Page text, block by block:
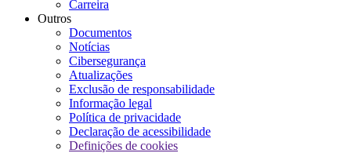
Carreira
Outros
Documentos
Notícias
Cibersegurança
Atualizações
Exclusão de responsabilidade
Informação legal
Política de privacidade
Declaração de acessibilidade
Definições de cookies